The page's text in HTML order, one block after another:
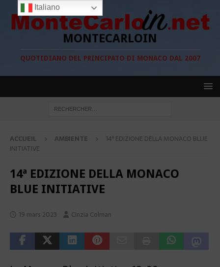
MONTECARLOIN
QUOTIDIANO DEL PRINCIPATO DI MONACO DAL 2007
ACCUEIL AMBIENTE
14ª EDIZIONE DELLA MONACO BLUE
INITIATIVE
14ª EDIZIONE DELLA MONACO
BLUE INITIATIVE
19 mars 2023 Cinzia Colman
Italiano